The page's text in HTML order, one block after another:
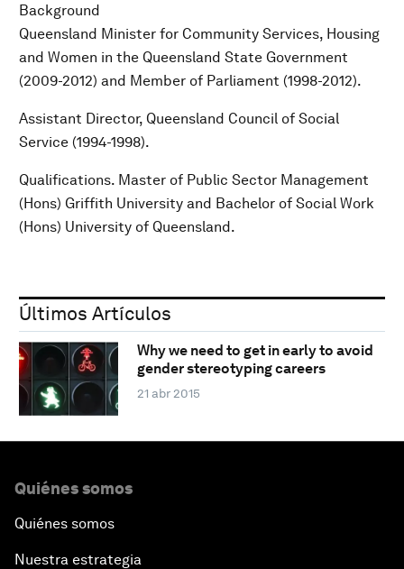
Background
Queensland Minister for Community Services, Housing
and Women in the Queensland State Government
(2009-2012) and Member of Parliament (1998-2012).
Assistant Director, Queensland Council of Social
Service (1994-1998).
Qualifications. Master of Public Sector Management
(Hons) Griffith University and Bachelor of Social Work
(Hons) University of Queensland.
Últimos Artículos
Why we need to get in early to avoid
gender stereotyping careers
21 abr 2015
Quiénes somos
Quiénes somos
Nuestra estrategia